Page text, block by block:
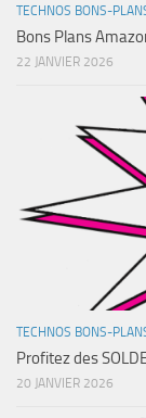
TECHNOS BONS-
Bons Plans
22 JANVIER 2026
TECHNOS BONS-
Profitez des
20 JANVIER 2026